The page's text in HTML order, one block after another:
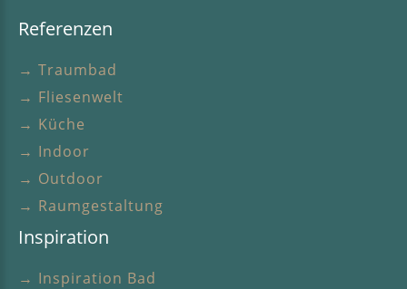
Referenzen
→ Traumbad
→ Fliesenwelt
→ Küche
→ Indoor
→ Outdoor
→ Raumgestaltung
Inspiration
→ Inspiration Bad